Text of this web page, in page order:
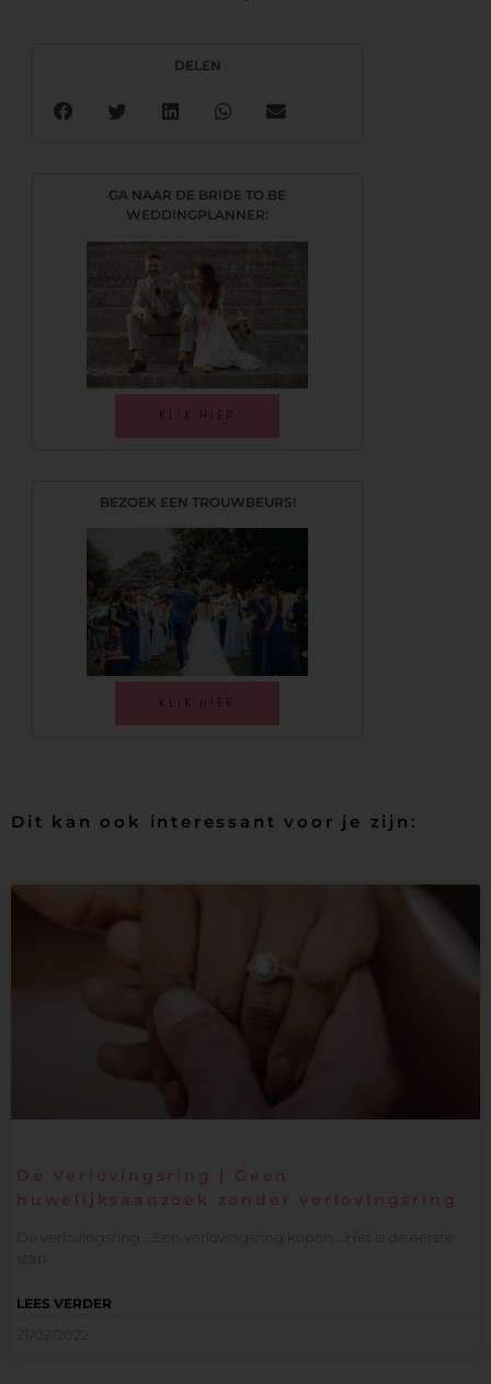
DELEN
GA NAAR DE BRIDE TO BE
WEDDINGPLANNER:
KLIK HIER
BEZOEK EEN TROUWBEURS!
KLIK HIER
Dit kan ook interessant voor je zijn:
De Verlovingsring | Geen
huwelijksaanzoek zonder verlovingsring
De verlovingsring… Een verlovingsring kopen… Het is de eerste
stap
LEES VERDER